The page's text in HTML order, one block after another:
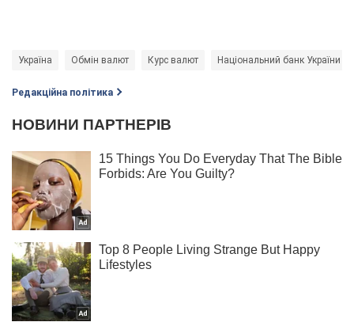
Україна Обмін валют Курс валют Національний банк України
Редакційна політика